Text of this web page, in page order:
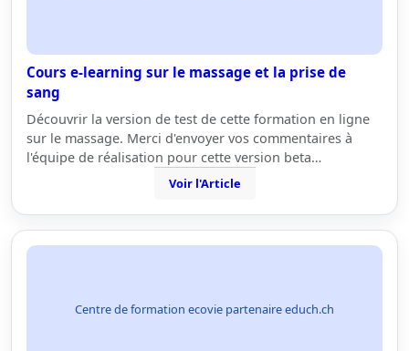
Cours e-learning sur le massage et la prise de
sang
Découvrir la version de test de cette formation en ligne
sur le massage. Merci d'envoyer vos commentaires à
l'équipe de réalisation pour cette version beta…
Voir l'Article
Centre de formation ecovie partenaire educh.ch